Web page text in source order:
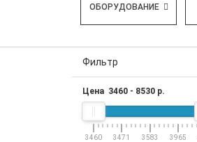
ОБОРУДОВАНИЕ
Фильтр
Цена 3460 - 8530 р.
3460 3471 3583 3965